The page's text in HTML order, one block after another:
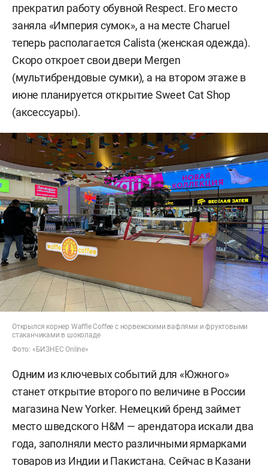
прекратил работу обувной Respect. Его место
заняла «Империя сумок», а на месте Charuel
теперь располагается Calista (женская одежда).
Скоро откроет свои двери Mergen
(мультибрендовые сумки), а на втором этаже в
июне планируется открытие Sweet Cat Shop
(аксессуары).
Открылся корнер Waffle Coffee с норвежскими вафлями и фруктовыми
стаканчиками в шоколаде
Фото: «БИЗНЕС Online»
Одним из ключевых событий для «Южного»
станет открытие второго по величине в России
магазина New Yorker. Немецкий бренд займет
место шведского H&M — арендатора искали два
года, заполняли место различными ярмарками
товаров из Индии и Пакистана. Сейчас в Казани